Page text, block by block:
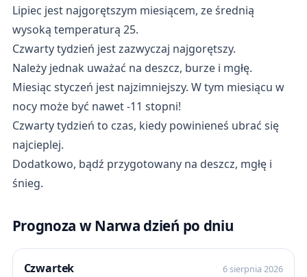
Lipiec jest najgorętszym miesiącem, ze średnią
wysoką temperaturą 25.
Czwarty tydzień jest zazwyczaj najgorętszy.
Należy jednak uważać na deszcz, burze i mgłę.
Miesiąc styczeń jest najzimniejszy. W tym miesiącu w
nocy może być nawet -11 stopni!
Czwarty tydzień to czas, kiedy powinieneś ubrać się
najcieplej.
Dodatkowo, bądź przygotowany na deszcz, mgłę i
śnieg.
Prognoza w Narwa dzień po dniu
Czwartek 6 sierpnia 2026